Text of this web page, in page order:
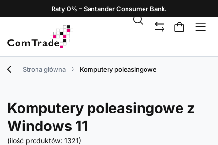
Raty 0% – Santander Consumer Bank.
Strona główna Komputery poleasingowe
Komputery poleasingowe z
Windows 11
(ilość produktów: 1321)